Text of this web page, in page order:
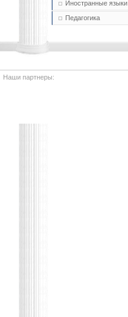
Иностранные языки
Педагогика
Наши партнеры: